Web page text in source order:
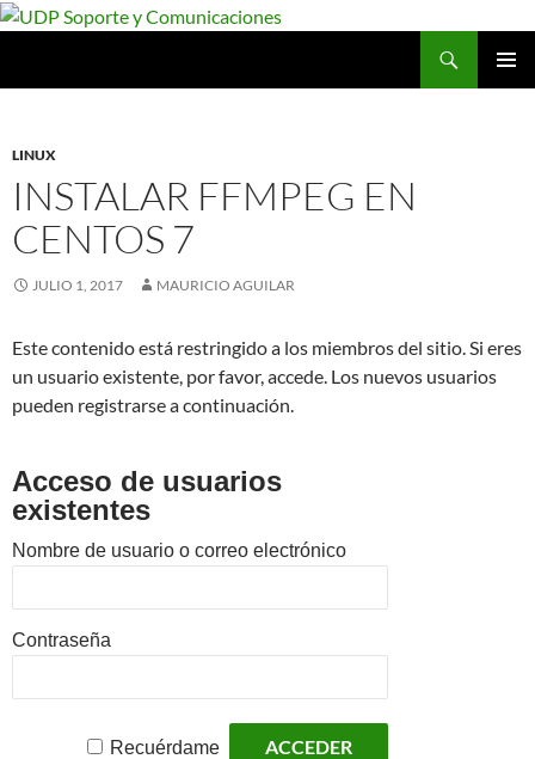
Saltar
LINUX
INSTALAR FFMPEG EN
CENTOS 7
JULIO 1, 2017 MAURICIO AGUILAR
Este contenido está restringido a los miembros del sitio. Si eres
un usuario existente, por favor, accede. Los nuevos usuarios
pueden registrarse a continuación.
Acceso de usuarios
existentes
Nombre de usuario o correo electrónico
Contraseña
Recuérdame